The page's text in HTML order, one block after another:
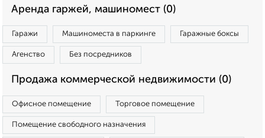
Аренда гаржей, машиномест (0)
Гаражи Машиноместа в паркинге Гаражные боксы
Агенство Без посредников
Продажа коммерческой недвижимости (0)
Офисное помещение Торговое помещение
Помещение свободного назначения